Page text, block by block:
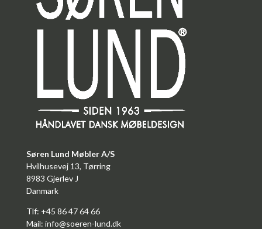
Søren Lund Møbler A/S
Hvilhusevej 13, Tørring
8983 Gjerlev J
Danmark
Tlf: +45 86 47 64 66
Mail: info@soeren-lund.dk